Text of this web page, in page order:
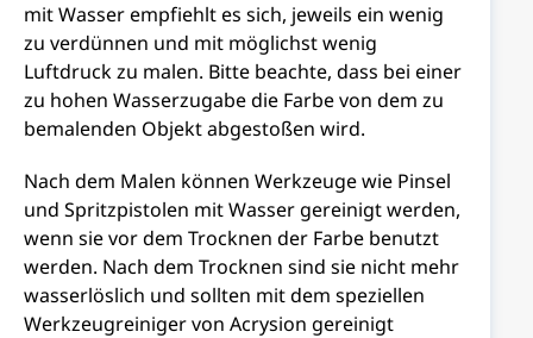
mit Wasser empfiehlt es sich, jeweils ein wenig
zu verdünnen und mit möglichst wenig
Luftdruck zu malen. Bitte beachte, dass bei einer
zu hohen Wasserzugabe die Farbe von dem zu
bemalenden Objekt abgestoßen wird.
Nach dem Malen können Werkzeuge wie Pinsel
und Spritzpistolen mit Wasser gereinigt werden,
wenn sie vor dem Trocknen der Farbe benutzt
werden. Nach dem Trocknen sind sie nicht mehr
wasserlöslich und sollten mit dem speziellen
Werkzeugreiniger von Acrysion gereinigt